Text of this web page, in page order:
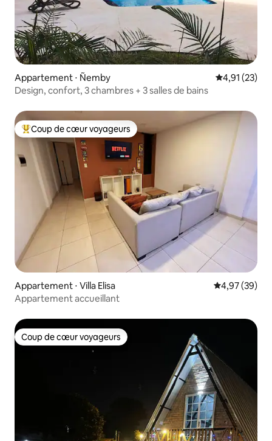
Appartement ⋅ Ñemby Évaluation
4,91 (23)
Design, confort, 3 chambres + 3 salles de bains
Coups de cœur voyageurs les plus appréciés
Coup de cœur voyageurs
Appartement ⋅ Villa Elisa Évaluation
4,97 (39)
Appartement accueillant
Coup de cœur voyageurs
Coup de cœur voyageurs